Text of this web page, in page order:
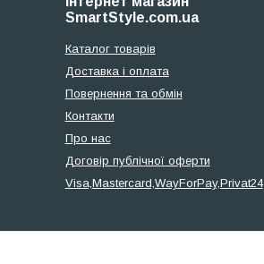
SmartStyle.com.ua
Каталог товарів
Доставка і оплата
Повернення та обмін
Контакти
Про нас
Договір публічної оферти
Visa,Mastercard,WayForPay,Privat24